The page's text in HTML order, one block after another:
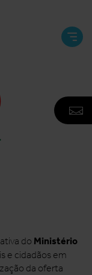
e
do Ministério
e cidadãos em
da oferta